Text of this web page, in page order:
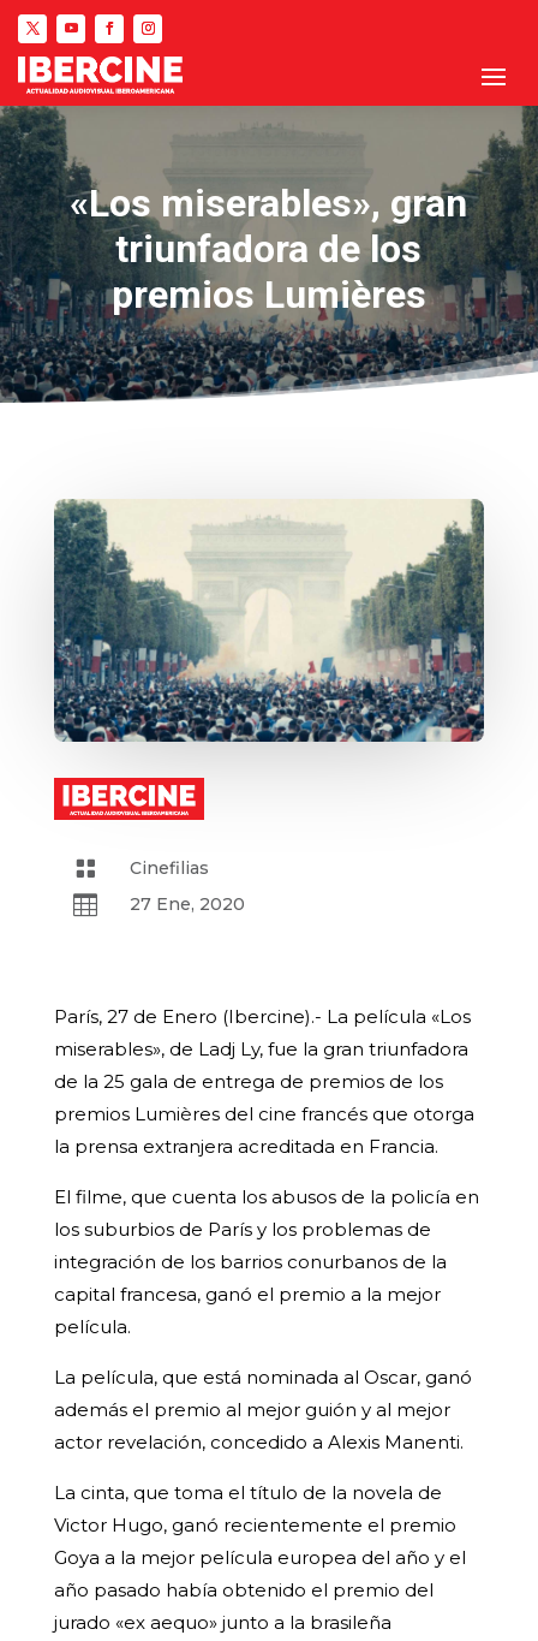
«Los miserables», gran
triunfadora de los
premios Lumières
 Cinefilias
 27 Ene, 2020
París, 27 de Enero (Ibercine).- La película «Los
miserables», de Ladj Ly, fue la gran triunfadora
de la 25 gala de entrega de premios de los
premios Lumières del cine francés que otorga
la prensa extranjera acreditada en Francia.
El filme, que cuenta los abusos de la policía en
los suburbios de París y los problemas de
integración de los barrios conurbanos de la
capital francesa, ganó el premio a la mejor
película.
La película, que está nominada al Oscar, ganó
además el premio al mejor guión y al mejor
actor revelación, concedido a Alexis Manenti.
La cinta, que toma el título de la novela de
Victor Hugo, ganó recientemente el premio
Goya a la mejor película europea del año y el
año pasado había obtenido el premio del
jurado «ex aequo» junto a la brasileña